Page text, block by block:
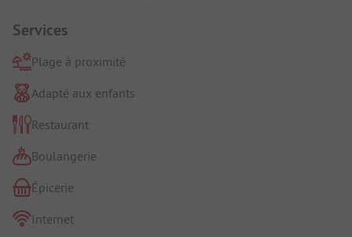
Services
Plage à proximité
Adapté aux enfants
Restaurant
Boulangerie
Épicerie
Internet